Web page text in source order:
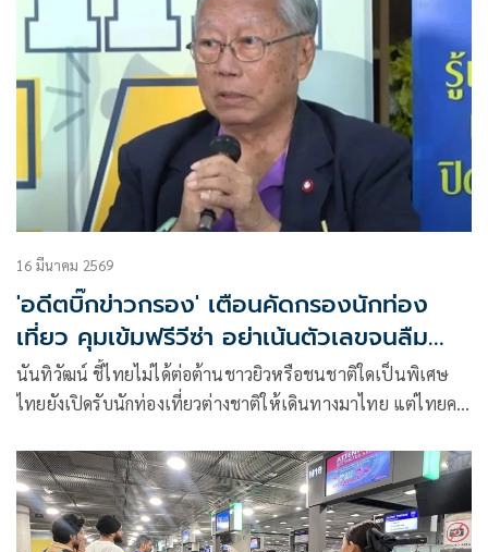
นายกรัฐมนตรีและรมว.พาณิชย์ นายไชยชนก ชิดชอบ
รมว.ดิจิทัลเพื่อเศรษฐกิจและสังคม น.ส.แนน บุณย์ธิดา สมชัย
รมช.
16 มีนาคม 2569
'อดีตบิ๊กข่าวกรอง' เตือนคัดกรองนักท่อง
เที่ยว คุมเข้มฟรีวีซ่า อย่าเน้นตัวเลขจนลืม
ความมั่นคง-ปลอดภัย
นันทิวัฒน์ ชี้ไทยไม่ได้ต่อต้านชาวยิวหรือชนชาติใดเป็นพิเศษ
ไทยยังเปิดรับนักท่องเที่ยวต่างชาติให้เดินทางมาไทย​ แต่ไทยคง